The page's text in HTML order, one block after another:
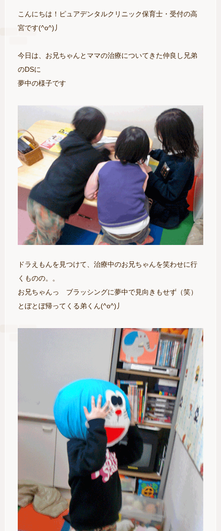
こんにちは！ピュアデンタルクリニック保育士・受付の高
宮です(^o^)丿
今日は、お兄ちゃんとママの治療についてきた仲良し兄弟
のDSに
夢中の様子です
ドラえもんを見つけて、治療中のお兄ちゃんを笑わせに行
くものの。。
お兄ちゃんっ ブラッシングに夢中で見向きもせず（笑）
とぼとぼ帰ってくる弟くん(^o^)丿